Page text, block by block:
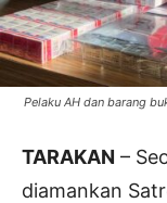
Pelaku AH dan barang
TARAKAN –
diamankan